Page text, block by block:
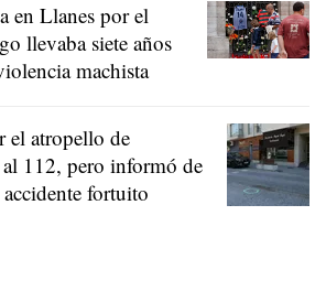
en Llanes por el
llevaba siete años
machista
el atropello de
112, pero informó de
fortuito